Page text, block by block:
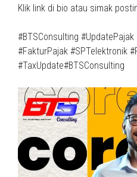
Klik link di bio atau simak
#BTSConsulting
#FakturPajak #SPTelektronik
#TaxUpdate#BTSConsulting